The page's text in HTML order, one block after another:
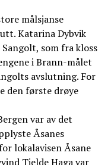
målsjanse
Katarina Dybvik
som fra kloss
i Brann-målet
avslutning. For
den første drøye
var av det
Åsanes
lokalavisen Åsane
Tjelde Haga var